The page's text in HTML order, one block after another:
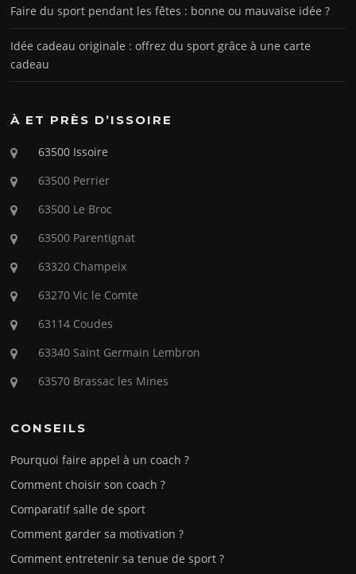
Faire du sport pendant les fêtes : bonne ou mauvaise idée ?
Idée cadeau originale : offrez du sport grâce à une carte
cadeau
À ET PRÈS D’ISSOIRE
63500 Issoire
63500 Perrier
63500 Le Broc
63500 Parentignat
63320 Champeix
63270 Vic le Comte
63114 Coudes
63340 Saint Germain Lembron
63570 Brassac les Mines
CONSEILS
Pourquoi faire appel à un coach ?
Comment choisir son coach ?
Comparatif salle de sport
Comment garder sa motivation ?
Comment entretenir sa tenue de sport ?